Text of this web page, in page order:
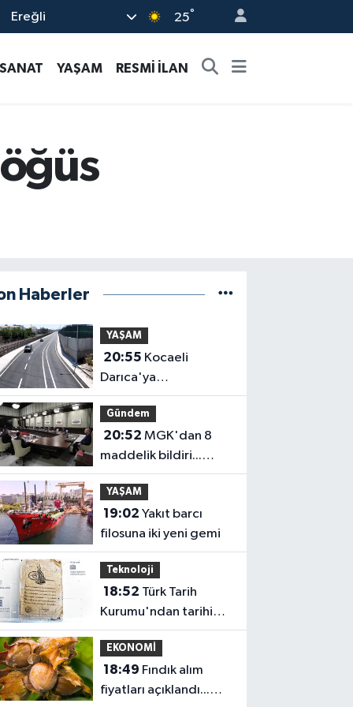
Ereğli 25°
YAŞAM RESMİ İLAN
Haberler
YAŞAM
20:55
Darıca'ya
Büyükşehir'den
modern ulaşım yatırımı
Gündem
20:52 MGK'dan 8
maddelik bildiri...
Terörsüz Türkiye,
bölgesel güvenlik ve
Gazze mesajı
YAŞAM
19:02 Yakıt barcı
filosuna iki yeni gemi
Teknoloji
18:52
Kurumu'ndan tarihi
içerikler tek
platformda
EKONOMİ
18:49
fiyatları açıklandı...